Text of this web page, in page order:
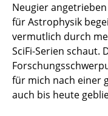
Neugier
für Astrophysik
vermutlich durch
SciFi-Serien
für mich nach einer
auch bis heute